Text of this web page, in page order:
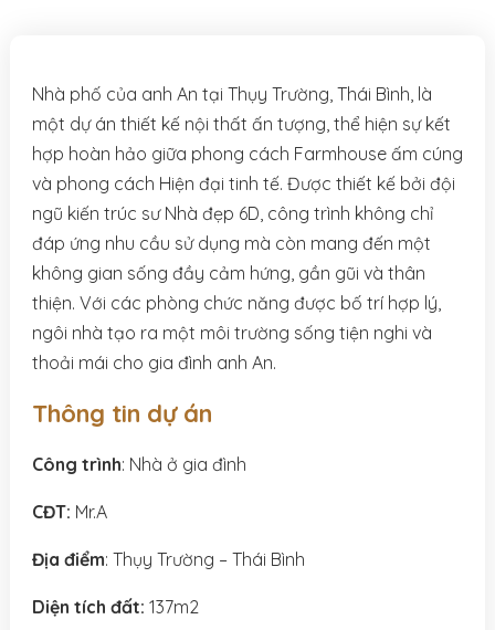
Nhà phố của anh An tại Thụy Trường, Thái Bình, là
một dự án thiết kế nội thất ấn tượng, thể hiện sự kết
hợp hoàn hảo giữa phong cách Farmhouse ấm cúng
và phong cách Hiện đại tinh tế. Được thiết kế bởi đội
ngũ kiến trúc sư Nhà đẹp 6D, công trình không chỉ
đáp ứng nhu cầu sử dụng mà còn mang đến một
không gian sống đầy cảm hứng, gần gũi và thân
thiện. Với các phòng chức năng được bố trí hợp lý,
ngôi nhà tạo ra một môi trường sống tiện nghi và
thoải mái cho gia đình anh An.
Thông tin dự án
Công trình: Nhà ở gia đình
CĐT: Mr.A
Địa điểm: Thụy Trường – Thái Bình
Diện tích đất: 137m2